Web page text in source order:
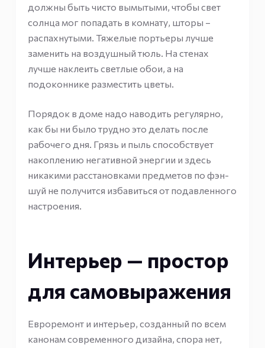
должны быть чисто вымытыми, чтобы свет
солнца мог попадать в комнату, шторы –
распахнутыми. Тяжелые портьеры лучше
заменить на воздушный тюль. На стенах
лучше наклеить светлые обои, а на
подоконнике разместить цветы.
Порядок в доме надо наводить регулярно,
как бы ни было трудно это делать после
рабочего дня. Грязь и пыль способствует
накоплению негативной энергии и здесь
никакими расстановками предметов по фэн-
шуй не получится избавиться от подавленного
настроения.
Интерьер — простор
для самовыражения
Евроремонт и интерьер, созданный по всем
канонам современного дизайна, спора нет,